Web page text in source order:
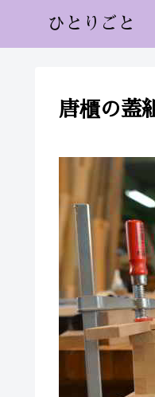
ひとりごと
唐櫃の蓋